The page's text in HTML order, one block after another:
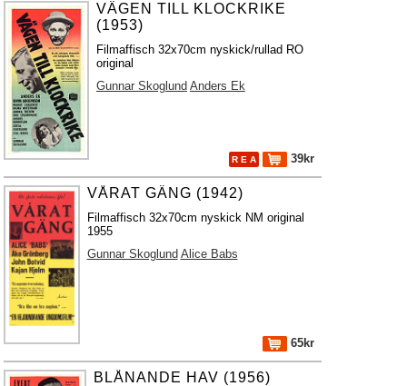
VÄGEN TILL KLOCKRIKE
(1953)
Filmaffisch 32x70cm nyskick/rullad RO
original
Gunnar Skoglund Anders Ek
R E A 39kr
VÅRAT GÄNG (1942)
Filmaffisch 32x70cm nyskick NM original
1955
Gunnar Skoglund Alice Babs
65kr
BLÅNANDE HAV (1956)